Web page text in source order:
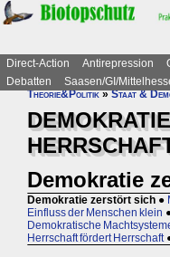
Direct-Action Antirepression
Debatten
Saasen/GI/
Theorie&Politik»Staat &
Demokratie
Demokratie zerstört sich ●
Einfluss der Menschen klein
Demokratische
Herrschaft fördert Herrschaft